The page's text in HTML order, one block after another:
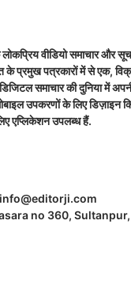
वीडियो समाचार और
प्रमुख पत्रकारों में से एक,
समाचार की दुनिया में
उपकरणों के लिए डिज़ाइन
एप्लिकेशन उपलब्ध हैं.
no 360,